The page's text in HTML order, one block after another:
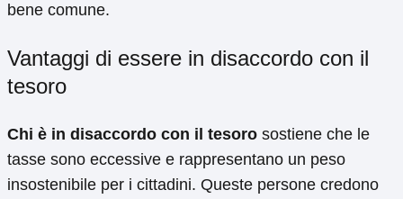
bene comune.
Vantaggi di essere in disaccordo con il
tesoro
Chi è in disaccordo con il tesoro sostiene che le
tasse sono eccessive e rappresentano un peso
insostenibile per i cittadini. Queste persone credono